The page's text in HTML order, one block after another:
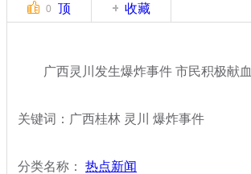
0 顶 收藏
广西灵川发生爆炸事件 市民积极献血
关键词：广西桂林 灵川 爆炸事件
分类名称： 热点新闻